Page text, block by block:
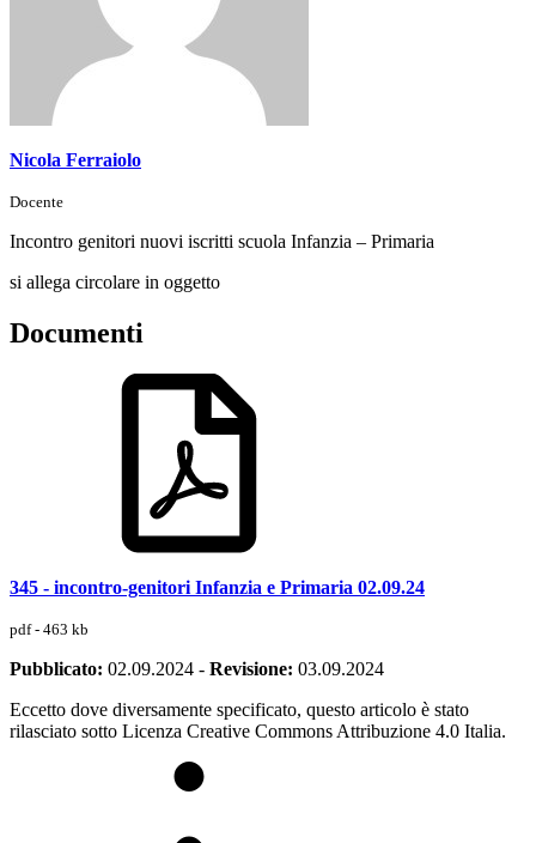
Nicola Ferraiolo
Docente
Incontro genitori nuovi iscritti scuola Infanzia – Primaria
si allega circolare in oggetto
Documenti
345 - incontro-genitori Infanzia e Primaria 02.09.24
pdf - 463 kb
Pubblicato: 02.09.2024 - Revisione: 03.09.2024
Eccetto dove diversamente specificato, questo articolo è stato
rilasciato sotto Licenza Creative Commons Attribuzione 4.0 Italia.